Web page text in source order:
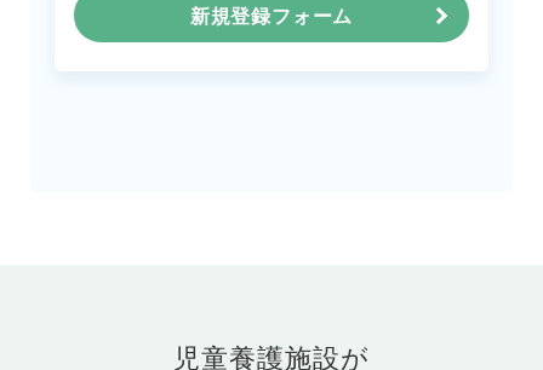
新規登録フォーム
児童養護施設が